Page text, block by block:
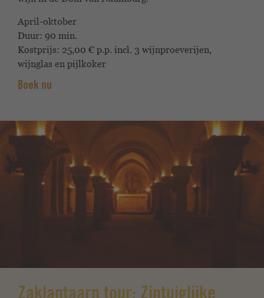
April-oktober
Duur: 90 min.
Kostprijs: 25,00 € p.p. incl. 3 wijnproeverijen,
wijnglas en pijlkoker
Boek nu